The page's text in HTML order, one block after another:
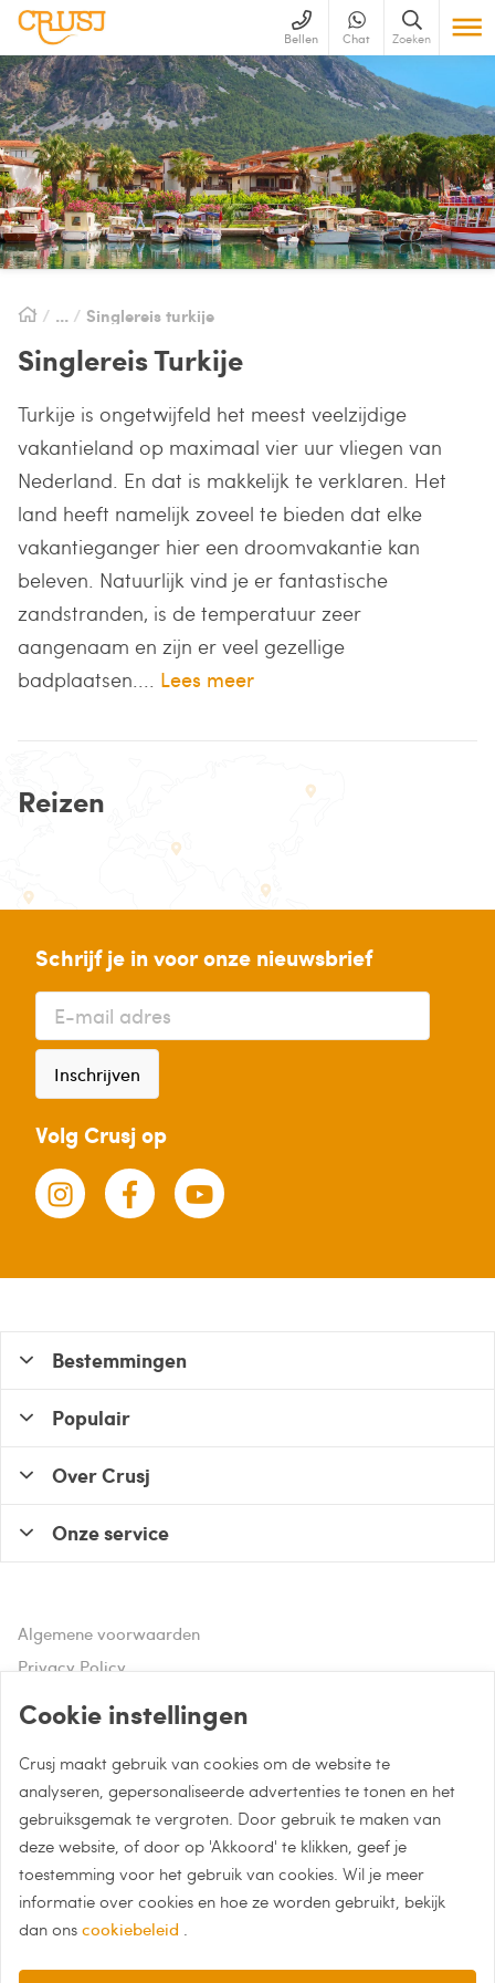
Bellen Chat Zoeken
Singlereis turkije
Singlereis Turkije
Turkije is ongetwijfeld het meest veelzijdige
vakantieland op maximaal vier uur vliegen van
Nederland. En dat is makkelijk te verklaren. Het
land heeft namelijk zoveel te bieden dat elke
vakantieganger hier een droomvakantie kan
beleven. Natuurlijk vind je er fantastische
zandstranden, is de temperatuur zeer
aangenaam en zijn er veel gezellige
badplaatsen.... Lees meer
Reizen
Schrijf je in voor onze nieuwsbrief
Inschrijven
Volg Crusj op
Hulp of advies nodig?
Bel naar 085 - 0043 015
Whatsapp met Crusj
info@crusj.com
Bestemmingen
Populair
Over Crusj
Onze service
Algemene voorwaarden
Privacy Policy
Cookie instellingen
Crusj maakt gebruik van cookies om de website te
analyseren, gepersonaliseerde advertenties te tonen en het
gebruiksgemak te vergroten. Door gebruik te maken van
deze website, of door op 'Akkoord' te klikken, geef je
toestemming voor het gebruik van cookies. Wil je meer
informatie over cookies en hoe ze worden gebruikt, bekijk
dan ons cookiebeleid .